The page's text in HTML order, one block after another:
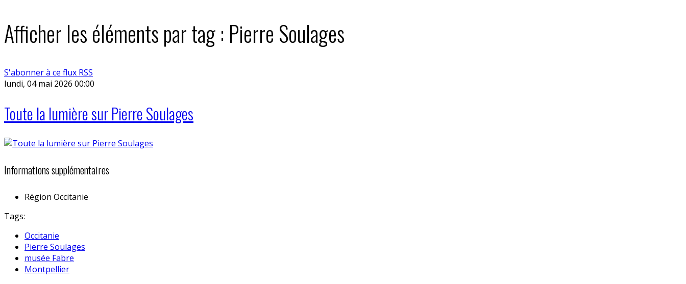
Afficher les éléments par tag : Pierre Soulages
S'abonner à ce flux RSS
lundi, 04 mai 2026 00:00
Toute la lumière sur Pierre Soulages
Informations supplémentaires
Région Occitanie
Tags:
Occitanie
Pierre Soulages
musée Fabre
Montpellier